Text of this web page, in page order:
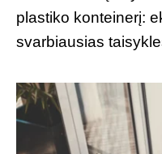
plastiko konteinerį:
svarbiausias